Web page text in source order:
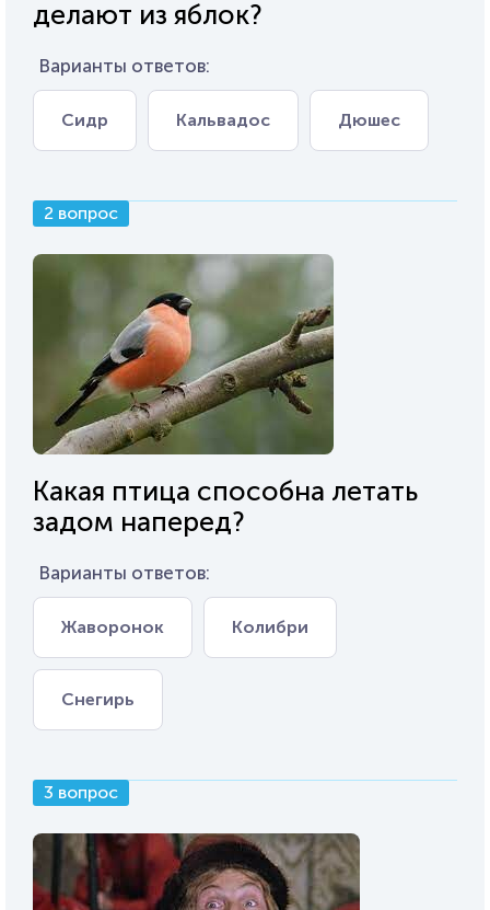
делают из яблок?
Варианты ответов:
Сидр Кальвадос Дюшес
2 вопрос
Какая птица способна летать
задом наперед?
Варианты ответов:
Жаворонок Колибри
Снегирь
3 вопрос